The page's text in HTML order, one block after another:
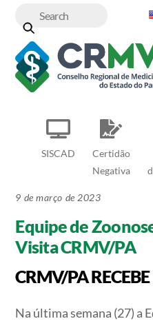
content
SISCAD
Certidão
Negativa
9 de março de 2023
Equipe de
Visita CRMV/PA
CRMV/PA RECEBE
Na última semana (27) a